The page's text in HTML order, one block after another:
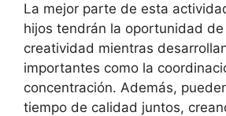
La mejor parte de esta
hijos tendrán la oportunidad
creatividad mientras
importantes como la
concentración. Además,
tiempo de calidad juntos,